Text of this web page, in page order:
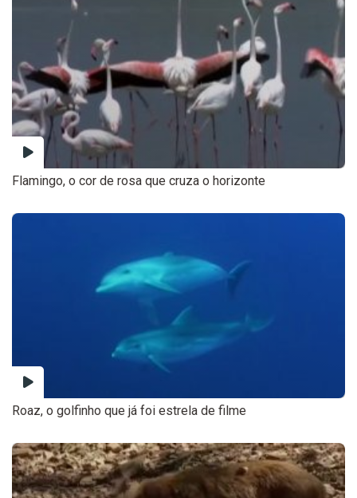
Flamingo, o cor de rosa que cruza o horizonte
Roaz, o golfinho que já foi estrela de filme